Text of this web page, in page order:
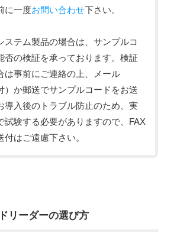
に一度お問い合わせ下さい。
ステム製品の場合は、サンプルコ
否の検証を承っております。検証
は事前にご連絡の上、メール
）か郵送でサンプルコードをお送
導入後のトラブル防止のため、実
試験する必要がありますので、FAX
はご遠慮下さい。
リーダーの選び方